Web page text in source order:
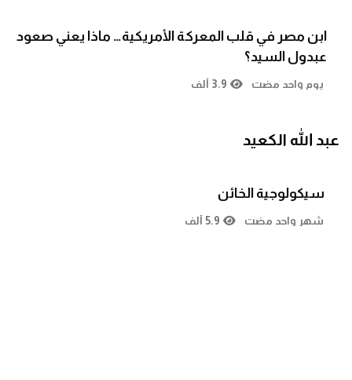
ابن مصر في قلب المعركة الأمريكية… ماذا يعني صعود
عبدول السيد؟
يوم واحد مضت 3.9 ألف
عبد الله الكعيد
سيكولوجية الخائن
شهر واحد مضت 5.9 ألف